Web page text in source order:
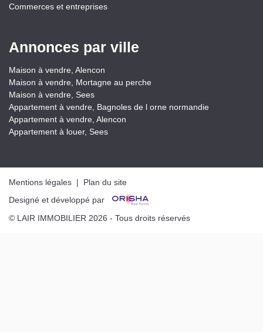
Commerces et entreprises
Annonces par ville
Maison à vendre, Alencon
Maison à vendre, Mortagne au perche
Maison à vendre, Sees
Appartement à vendre, Bagnoles de l orne normandie
Appartement à vendre, Alencon
Appartement à louer, Sees
Mentions légales | Plan du site
Designé et développé par
© LAIR IMMOBILIER 2026 - Tous droits réservés